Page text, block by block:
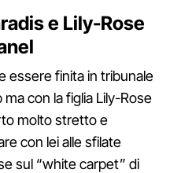
e Lily-Rose
essere finita in tribunale
con la figlia Lily-Rose
molto stretto e
con lei alle sfilate
sul “white carpet” di